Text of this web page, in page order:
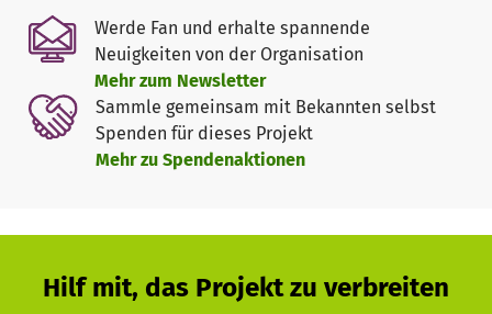
als Ferienhäuser genutzten Gebäude eine Futterstelle
inklusive Kameraüberwachung einzurichten. Die Hunde
können den Garten über ein Loch im Zaun betreten und
halten sich dort regelmäßig auf. Bisher konnte eine
Kerngruppe von sechs Hunden beobachtet werden, es
wird aber vermutet, dass es sich um einige Tiere mehr
handelt. Nach und nach möchten die spanischen
Für diese Aktion bitten wir deshalb um Spenden, damit
Werde Fan und erhalte spannende
Neuigkeiten von der Organisation
Mehr zum Newsletter
Sammle gemeinsam mit Bekannten selbst
Spenden für dieses Projekt
Mehr zu Spendenaktionen
Hilf mit, das Projekt zu verbreiten